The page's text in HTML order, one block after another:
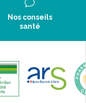
Nos conseils
santé